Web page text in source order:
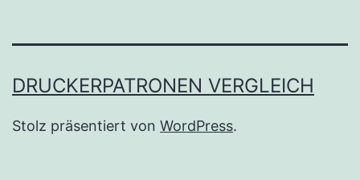
DRUCKERPATRONEN VERGLEICH
Stolz präsentiert von WordPress.